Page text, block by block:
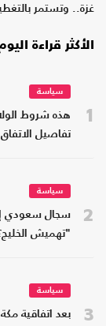
غزة.. وتستمر
الأكثر قراءة
1
سياسة
هذه شروط
تفاصيل الاتفاق
2
سياسة
سجال سعودي
"تهميش
3
سياسة
بعد اتفاقية